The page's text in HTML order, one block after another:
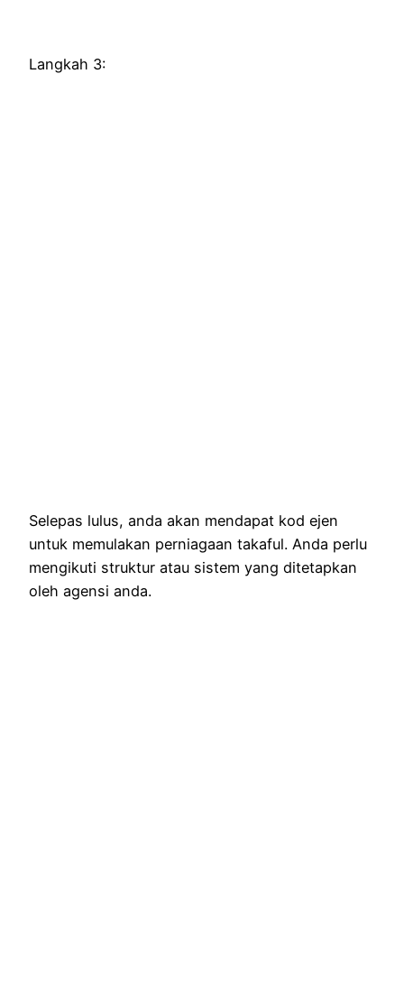
Langkah 3:
Selepas lulus, anda akan mendapat kod ejen
untuk memulakan perniagaan takaful. Anda perlu
mengikuti struktur atau sistem yang ditetapkan
oleh agensi anda.